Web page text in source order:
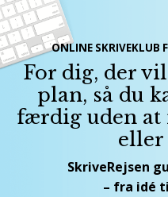
ONLINE SKRIVEKLUB
For dig, der
plan, så du
færdig uden at
eller
SkriveRejsen
– fra idé